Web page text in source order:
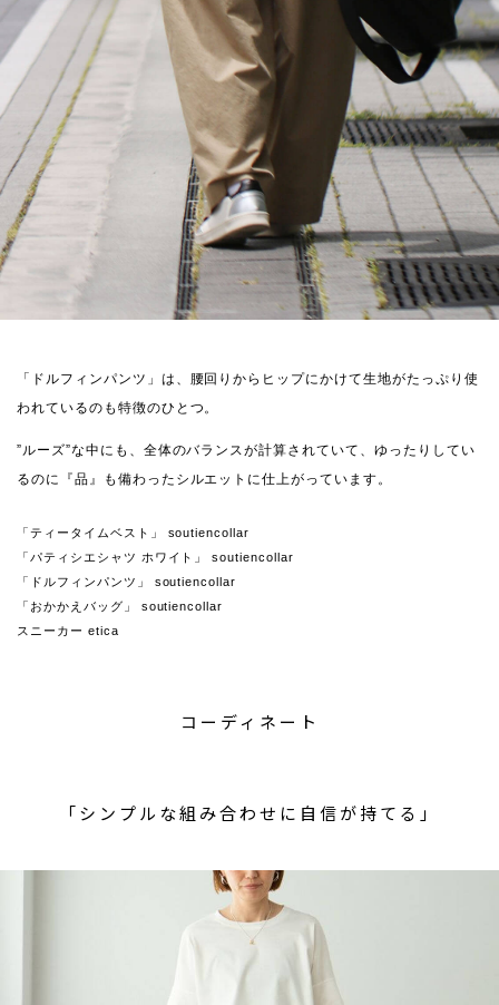
「ドルフィンパンツ」は、腰回りからヒップにかけて生地がたっぷり使
われているのも特徴のひとつ。
”ルーズ”な中にも、全体のバランスが計算されていて、ゆったりしてい
るのに『品』も備わったシルエットに仕上がっています。
「ティータイムベスト」 soutiencollar
「パティシエシャツ ホワイト」 soutiencollar
「ドルフィンパンツ」 soutiencollar
「おかかえバッグ」 soutiencollar
スニーカー etica
コーディネート
「シンプルな組み合わせに自信が持てる」